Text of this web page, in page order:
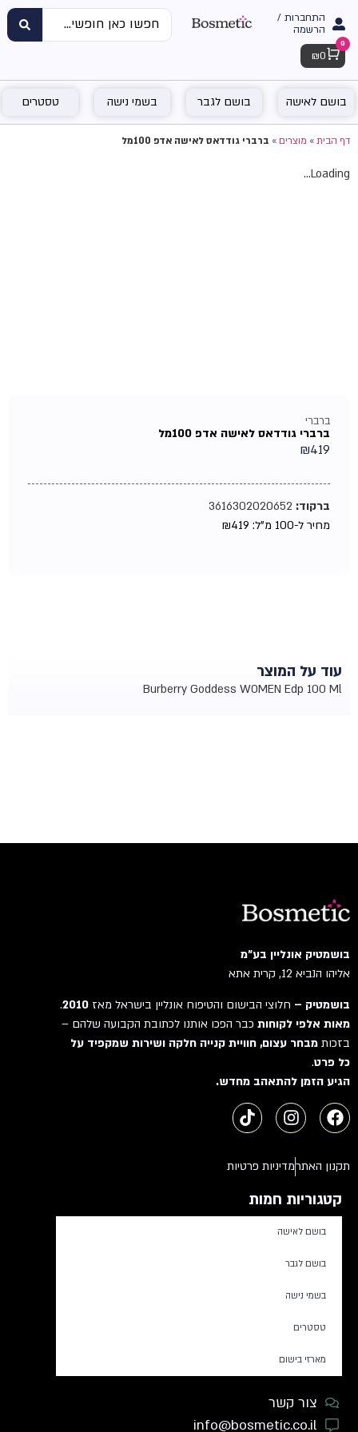
התחברות /
הרשמה
Cart
0
₪ 0
בושם לאישה בושם לגבר בשמי נישה טסטרים
דף הבית»מוצרים»ברברי גודדאס לאישה אדפ 100מל
Loading...
ברברי
ברברי גודדאס לאישה אדפ 100מל
₪419
ברקוד:3616302020652
מחיר ל-100 מ"ל:
₪419
עוד על המוצר
Burberry Goddess WOMEN Edp 100 Ml
בושמטיק אונליין בע"מ
אליהו הנביא 12, קרית אתא
בושמטיק –חלוצי הבישום והטיפוח אונליין בישראל מאז2010
.
מאות אלפי לקוחותכבר הפכו אותנו לכתובת הקבועה שלהם –
בזכותמבחר עצום, חוויית קנייה חלקה ושירות שמקפיד על
כל פרט.
הגיע הזמן להתאהב מחדש.
תקנון האתרמדיניות פרטיות
קטגוריות חמות
בושם לאישה
בושם לגבר
בשמי נישה
טסטרים
מארזי בישום
צור קשר
info@bosmetic.co.il